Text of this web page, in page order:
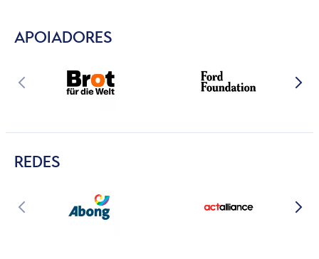
APOIADORES
REDES